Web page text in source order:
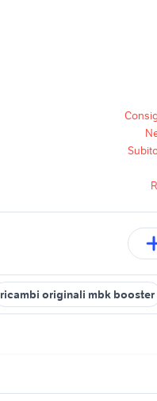
ricambi originali mbk booster